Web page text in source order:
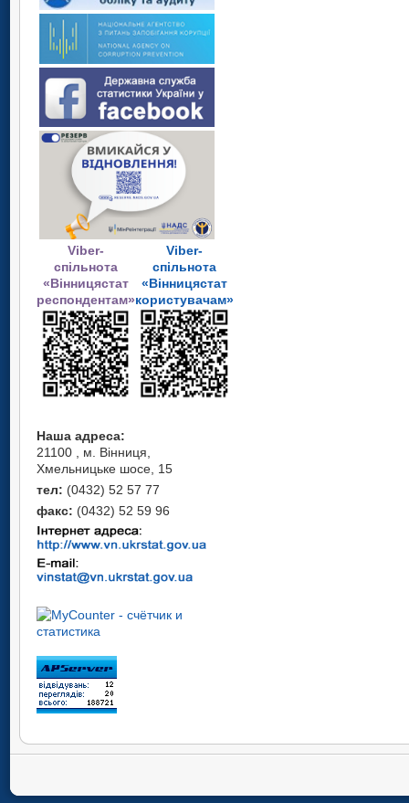
Viber-
спільнота
«Вінницястат
респондентам»
Viber-
спільнота
«Вінницястат
користувачам»
Наша адреса:
21100 , м. Вінниця,
Хмельницьке шосе, 15
тел: (0432) 52 57 77
факс: (0432) 52 59 96